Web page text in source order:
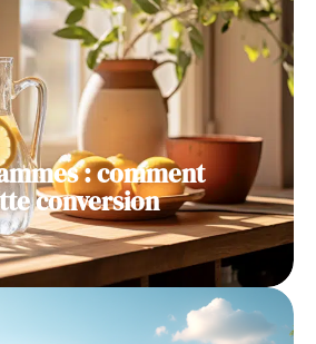
: comment
conversion